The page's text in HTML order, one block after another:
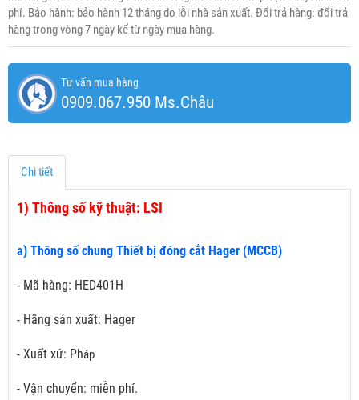
phí. Bảo hành: bảo hành 12 tháng do lỗi nhà sản xuất. Đổi trả hàng: đổi trả
hàng trong vòng 7 ngày kể từ ngày mua hàng.
Tư vấn mua hàng
0909.067.950 Ms.Châu
Chi tiết
1) Thông số kỹ thuật: LSI
a) Thông số chung Thiết bị đóng cắt Hager (MCCB)
- Mã hàng: HED401H
- Hãng sản xuất: Hager
- Xuất xứ: Pháp
- Vận chuyển: miễn phí.